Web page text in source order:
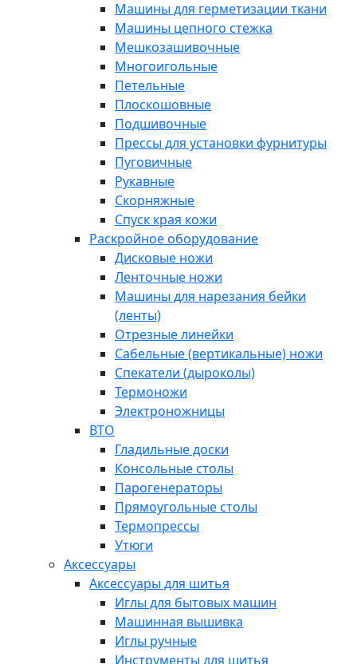
Машины для герметизации ткани
Машины цепного стежка
Мешкозашивочные
Многоигольные
Петельные
Плоскошовные
Подшивочные
Прессы для установки фурнитуры
Пуговичные
Рукавные
Скорняжные
Спуск края кожи
Раскройное оборудование
Дисковые ножи
Ленточные ножи
Машины для нарезания бейки
(ленты)
Отрезные линейки
Сабельные (вертикальные) ножи
Спекатели (дыроколы)
Термоножи
Электроножницы
ВТО
Гладильные доски
Консольные столы
Парогенераторы
Прямоугольные столы
Термопрессы
Утюги
Аксессуары
Аксессуары для шитья
Иглы для бытовых машин
Машинная вышивка
Иглы ручные
Инструменты для шитья